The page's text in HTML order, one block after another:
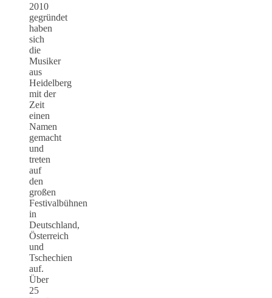
2010
gegründet
haben
sich
die
Musiker
aus
Heidelberg
mit der
Zeit
einen
Namen
gemacht
und
treten
auf
den
großen
Festivalbühnen
in
Deutschland,
Österreich
und
Tschechien
auf.
Über
25